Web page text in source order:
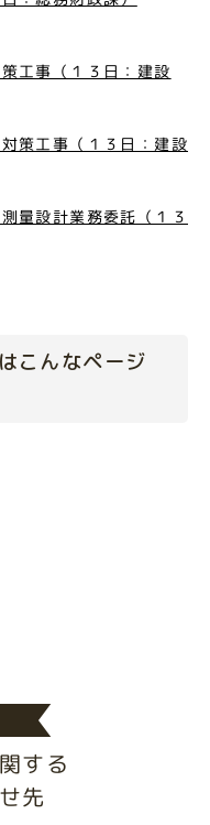
工事（１３日：建設
策工事（１３日：建設
量設計業務委託（１３
こんなページ
する
先